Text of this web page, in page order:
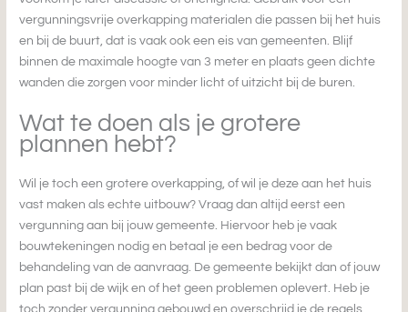
vergunningsvrije overkapping materialen die passen bij het huis
en bij de buurt, dat is vaak ook een eis van gemeenten. Blijf
binnen de maximale hoogte van 3 meter en plaats geen dichte
wanden die zorgen voor minder licht of uitzicht bij de buren.
Wat te doen als je grotere
plannen hebt?
Wil je toch een grotere overkapping, of wil je deze aan het huis
vast maken als echte uitbouw? Vraag dan altijd eerst een
vergunning aan bij jouw gemeente. Hiervoor heb je vaak
bouwtekeningen nodig en betaal je een bedrag voor de
behandeling van de aanvraag. De gemeente bekijkt dan of jouw
plan past bij de wijk en of het geen problemen oplevert. Heb je
toch zonder vergunning gebouwd en overschrijd je de regels,